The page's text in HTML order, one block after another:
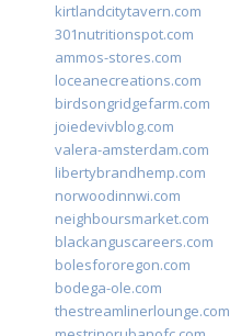
kirtlandcitytavern.com
301nutritionspot.com
ammos-stores.com
loceanecreations.com
birdsongridgefarm.com
joiedevivblog.com
valera-amsterdam.com
libertybrandhemp.com
norwoodinnwi.com
neighboursmarket.com
blackanguscareers.com
bolesfororegon.com
bodega-ole.com
thestreamlinerlounge.com